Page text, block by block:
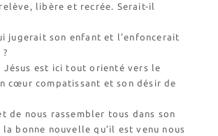
libère et recrée. Serait-il
jugerait son enfant et l’enfoncerait
Jésus est ici tout orienté vers le
cœur compatissant et son désir de
de nous rassembler tous dans son
bonne nouvelle qu’il est venu nous